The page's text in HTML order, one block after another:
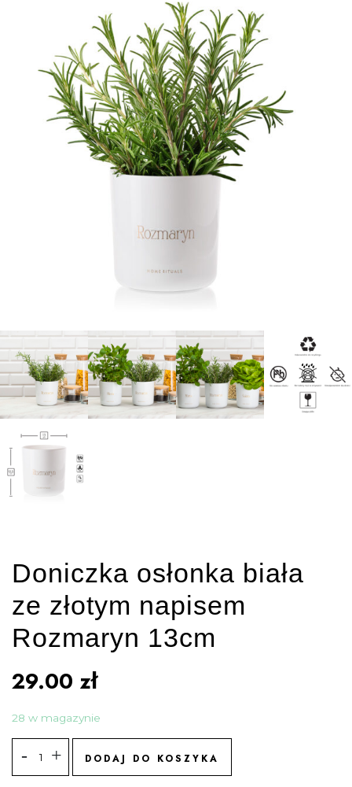
Doniczka osłonka biała
ze złotym napisem
Rozmaryn 13cm
29.00 zł
28 w magazynie
DODAJ DO KOSZYKA